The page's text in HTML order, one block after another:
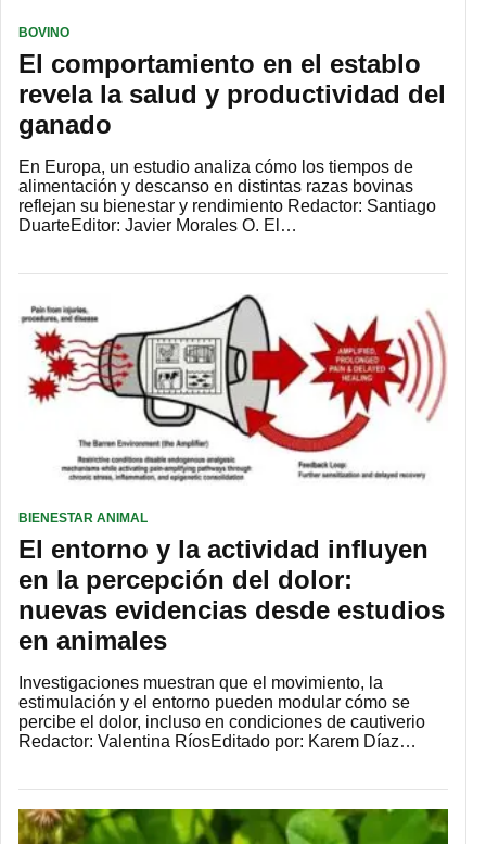
BOVINO
El comportamiento en el establo
revela la salud y productividad del
ganado
En Europa, un estudio analiza cómo los tiempos de
alimentación y descanso en distintas razas bovinas
reflejan su bienestar y rendimiento Redactor: Santiago
DuarteEditor: Javier Morales O. El…
BIENESTAR ANIMAL
El entorno y la actividad influyen
en la percepción del dolor:
nuevas evidencias desde estudios
en animales
Investigaciones muestran que el movimiento, la
estimulación y el entorno pueden modular cómo se
percibe el dolor, incluso en condiciones de cautiverio
Redactor: Valentina RíosEditado por: Karem Díaz…